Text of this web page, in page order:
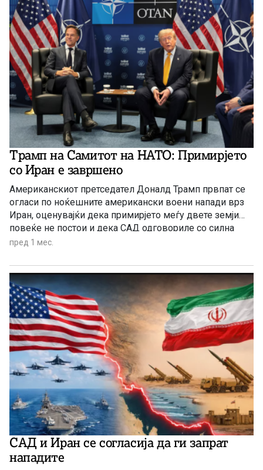
Трамп на Самитот на НАТО: Примирјето
со Иран е завршено
Американскиот претседател Доналд Трамп првпат се
огласи по ноќешните американски воени напади врз
Иран, оценувајќи дека примирјето меѓу двете земји
повеќе не постои и дека САД одговориле со силна
воена акција.
пред 1 мес.
САД и Иран се согласија да ги запрат
нападите